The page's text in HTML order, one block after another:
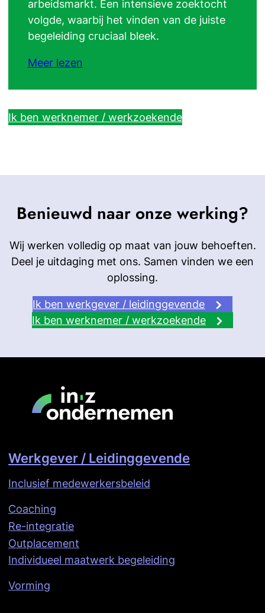
arbeidsmarkt. Een intensieve zoektocht
volgde, waarbij het vinden van de juiste
begeleiding cruciaal bleek.
Meer lezen
Ik ben werknemer / werkzoekende
Benieuwd naar onze werking?
Wij werken volledig op maat van jouw behoeften.
Deel je uitdaging met ons. Samen vinden we een
oplossing.
Ik ben werkgever / leidinggevende
Ik ben werknemer / werkzoekende
Werkgever / Leidinggevende
Inclusief medewerkersbeleid
Coaching
Re-integratie
Outplacement
Individueel maatwerk begeleiding
Vorming